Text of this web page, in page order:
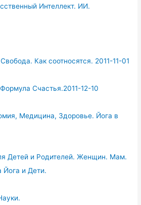
Интеллект. ИИ.
Как соотносятся. 2011-11-01
Счастья.2011-12-10
Медицина, Здоровье. Йога в
Детей и Родителей. Женщин. Мам.
Йога и Дети.